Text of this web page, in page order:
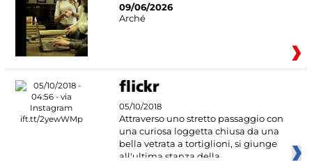
09/06/2026
Arché
05/10/2018
Attraverso uno stretto passaggio con
una curiosa loggetta chiusa da una
bella vetrata a tortiglioni, si giunge
all'ultima stanza della